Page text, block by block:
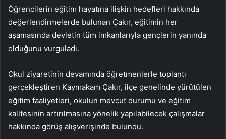
Öğrencilerin eğitim hayatına ilişkin hedefleri hakkında
değerlendirmelerde bulunan Çakır, eğitimin her
aşamasında devletin tüm imkanlarıyla gençlerin yanında
olduğunu vurguladı.
Okul ziyaretinin devamında öğretmenlerle toplantı
gerçekleştiren Kaymakam Çakır, ilçe genelinde yürütülen
eğitim faaliyetleri, okulun mevcut durumu ve eğitim
kalitesinin artırılmasına yönelik yapılabilecek çalışmalar
hakkında görüş alışverişinde bulundu.